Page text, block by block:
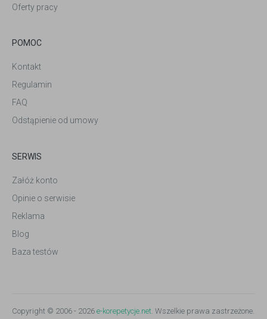
Oferty pracy
POMOC
Kontakt
Regulamin
FAQ
Odstąpienie od umowy
SERWIS
Załóż konto
Opinie o serwisie
Reklama
Blog
Baza testów
Copyright © 2006 - 2026 e-korepetycje.net . Wszelkie prawa zastrzeżone.